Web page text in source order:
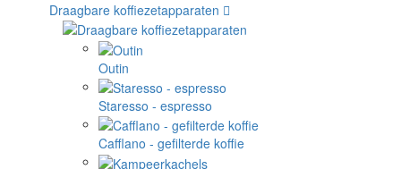
Draagbare koffiezetapparaten
Outin
Staresso - espresso
Cafflano - gefilterde koffie